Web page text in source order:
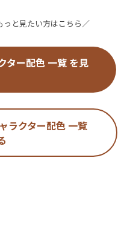
っと見たい方はこちら／
ター配色 一覧 を見
ラクター配色 一覧